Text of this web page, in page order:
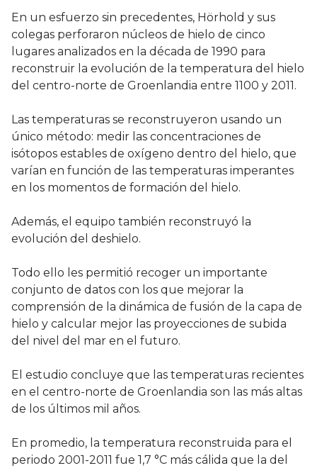
En un esfuerzo sin precedentes, Hörhold y sus
colegas perforaron núcleos de hielo de cinco
lugares analizados en la década de 1990 para
reconstruir la evolución de la temperatura del hielo
del centro-norte de Groenlandia entre 1100 y 2011.
Las temperaturas se reconstruyeron usando un
único método: medir las concentraciones de
isótopos estables de oxígeno dentro del hielo, que
varían en función de las temperaturas imperantes
en los momentos de formación del hielo.
Además, el equipo también reconstruyó la
evolución del deshielo.
Todo ello les permitió recoger un importante
conjunto de datos con los que mejorar la
comprensión de la dinámica de fusión de la capa de
hielo y calcular mejor las proyecciones de subida
del nivel del mar en el futuro.
El estudio concluye que las temperaturas recientes
en el centro-norte de Groenlandia son las más altas
de los últimos mil años.
En promedio, la temperatura reconstruida para el
periodo 2001-2011 fue 1,7 °C más cálida que la del